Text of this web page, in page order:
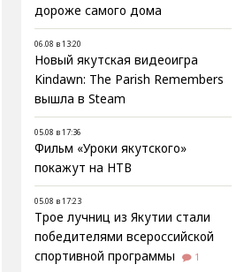
дороже самого дома
06.08 в 13:20
Новый якутская видеоигра
Kindawn: The Parish Remembers
вышла в Steam
05.08 в 17:36
Фильм «Уроки якутского»
покажут на НТВ
05.08 в 17:23
Трое лучниц из Якутии стали
победителями всероссийской
спортивной программы
1